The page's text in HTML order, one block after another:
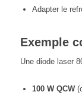
Adapter le
Exemple
Une diode laser
100 W QCW